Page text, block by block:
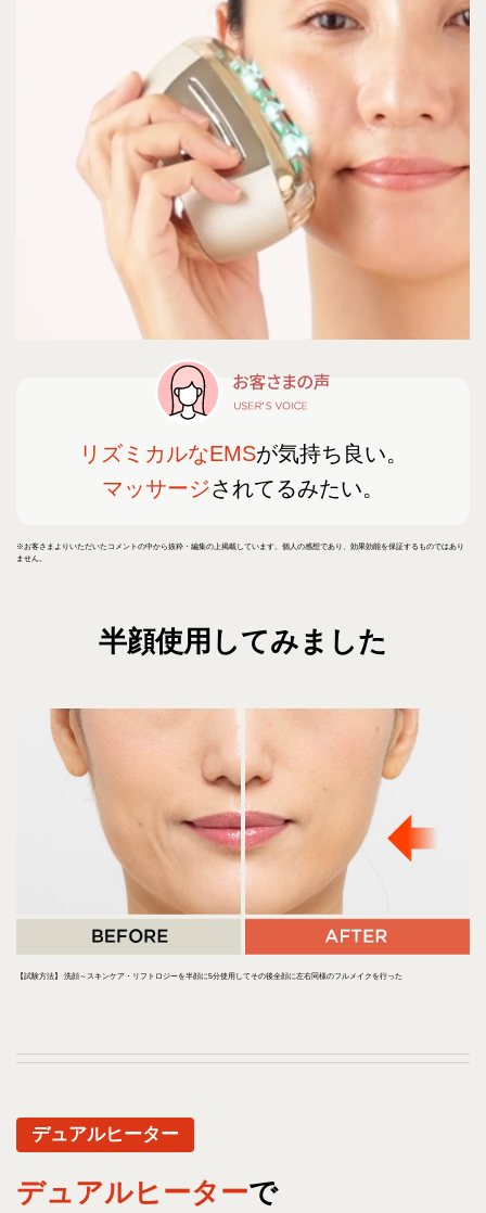
リズミカルなEMSが気持ち良い。
マッサージされてるみたい。
※お客さまよりいただいたコメントの中から抜粋・編集の上掲載しています。個人の感想であり、効果効能を保証するものではあり
ません。
半顔使用してみました
【試験方法】 洗顔～スキンケア・リフトロジーを半顔に5分使用してその後全顔に左右同様のフルメイクを行った
デュアルヒーター
デュアルヒーターで